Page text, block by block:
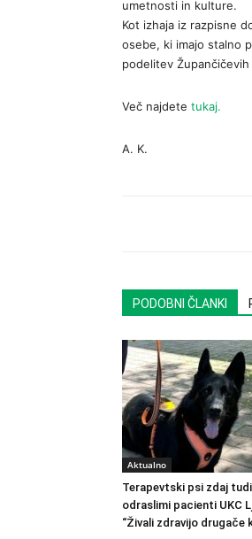
umetnosti in kulture.
Kot izhaja iz razpisne
osebe, ki imajo stalno
podelitev Župančičevih
Več najdete tukaj.
A. K.
PODOBNI ČLANKI
Aktualno
Terapevtski psi zdaj
odraslimi pacienti UKC
“Živali zdravijo drugače